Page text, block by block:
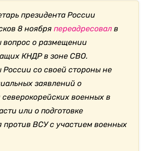
президента России
8 ноябряпереадресовал в
о размещении
КНДР в зоне СВО.
со своей стороны не
заявлений о
военных в
или о подготовке
против ВСУ с участием военных